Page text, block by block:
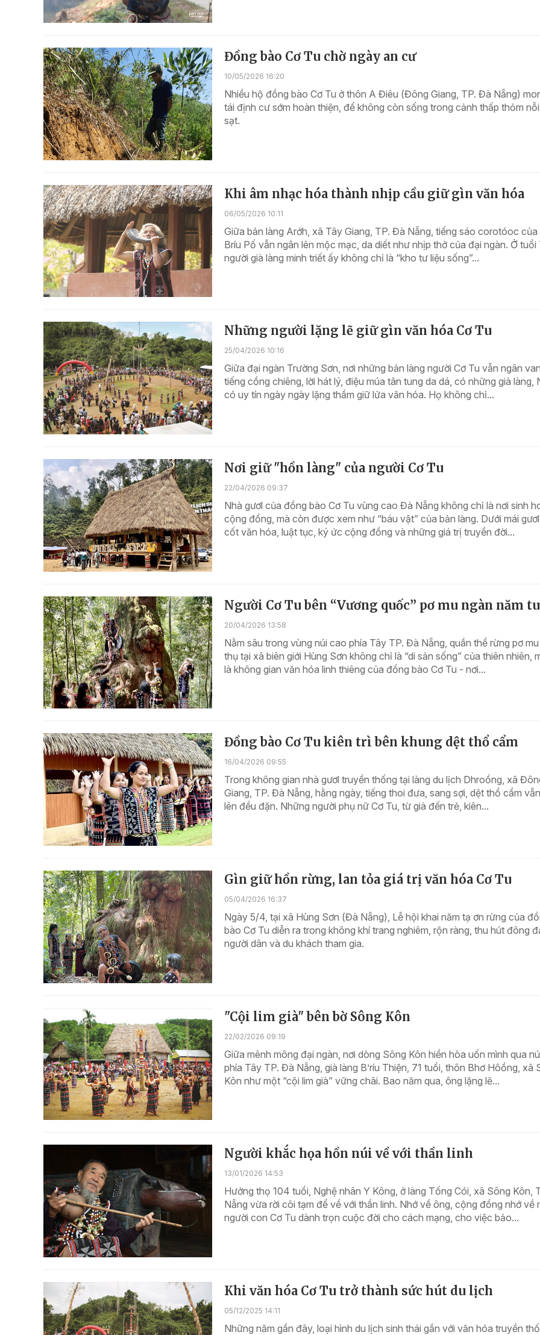
Đồng bào Cơ Tu chờ ngày an cư
10/05/2026 16:20
Nhiều hộ đồng bào Cơ Tu ở thôn A Điêu (Đông Giang, TP. Đà Nẵng)
tái định cư sớm hoàn thiện, để không còn sống trong cảnh thấp thỏm
sạt.
Khi âm nhạc hóa thành nhịp cầu giữ gìn văn hóa
06/05/2026 10:11
Giữa bản làng Arớh, xã Tây Giang, TP. Đà Nẵng, tiếng sáo corotóoc của
Bríu Pố vẫn ngân lên mộc mạc, da diết như nhịp thở của đại ngàn. Ở tuổi
người già làng minh triết ấy không chỉ là “kho tư liệu sống”...
Những người lặng lẽ giữ gìn văn hóa Cơ Tu
25/04/2026 10:16
Giữa đại ngàn Trường Sơn, nơi những bản làng người Cơ Tu vẫn ngân
tiếng cồng chiêng, lời hát lý, điệu múa tân tung da dá, có những già làng,
có uy tín ngày ngày lặng thầm giữ lửa văn hóa. Họ không chỉ...
Nơi giữ "hồn làng" của người Cơ Tu
22/04/2026 09:37
Nhà gươl của đồng bào Cơ Tu vùng cao Đà Nẵng không chỉ là nơi sinh
cộng đồng, mà còn được xem như “báu vật” của bản làng. Dưới mái
cốt văn hóa, luật tục, ký ức cộng đồng và những giá trị truyền đời...
Người Cơ Tu bên “Vương quốc” pơ mu ngàn năm
20/04/2026 13:58
Nằm sâu trong vùng núi cao phía Tây TP. Đà Nẵng, quần thể rừng pơ
thụ tại xã biên giới Hùng Sơn không chỉ là “di sản sống” của thiên nhiên,
là không gian văn hóa linh thiêng của đồng bào Cơ Tu - nơi...
Đồng bào Cơ Tu kiên trì bên khung dệt thổ cẩm
16/04/2026 09:55
Trong không gian nhà gươl truyền thống tại làng du lịch Dhroồng, xã
Giang, TP. Đà Nẵng, hằng ngày, tiếng thoi đưa, sang sợi, dệt thổ cẩm
lên đều đặn. Những người phụ nữ Cơ Tu, từ già đến trẻ, kiên...
Gìn giữ hồn rừng, lan tỏa giá trị văn hóa Cơ Tu
05/04/2026 16:37
Ngày 5/4, tại xã Hùng Sơn (Đà Nẵng), Lễ hội khai năm tạ ơn rừng của
bào Cơ Tu diễn ra trong không khí trang nghiêm, rộn ràng, thu hút đông
người dân và du khách tham gia.
"Cội lim già" bên bờ Sông Kôn
22/02/2026 09:19
Giữa mênh mông đại ngàn, nơi dòng Sông Kôn hiền hòa uốn mình qua
phía Tây TP. Đà Nẵng, già làng B’ríu Thiện, 71 tuổi, thôn Bhơ Hôồng, xã
Kôn như một “cội lim già” vững chãi. Bao năm qua, ông lặng lẽ...
Người khắc họa hồn núi về với thần linh
13/01/2026 14:53
Hưởng thọ 104 tuổi, Nghệ nhân Y Kông, ở làng Tống Cói, xã Sông Kôn,
Nẵng vừa rời cõi tạm để về với thần linh. Nhớ về ông, cộng đồng nhớ về
người con Cơ Tu dành trọn cuộc đời cho cách mạng, cho việc bảo...
Khi văn hóa Cơ Tu trở thành sức hút du lịch
05/12/2025 14:11
Những năm gần đây, loại hình du lịch sinh thái gắn với văn hóa truyền